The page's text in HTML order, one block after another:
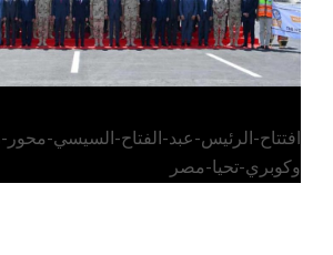
افتتاح-الرئيس-عبد-الفتاح-السيسي-
وكوبري-تحيا-مصر